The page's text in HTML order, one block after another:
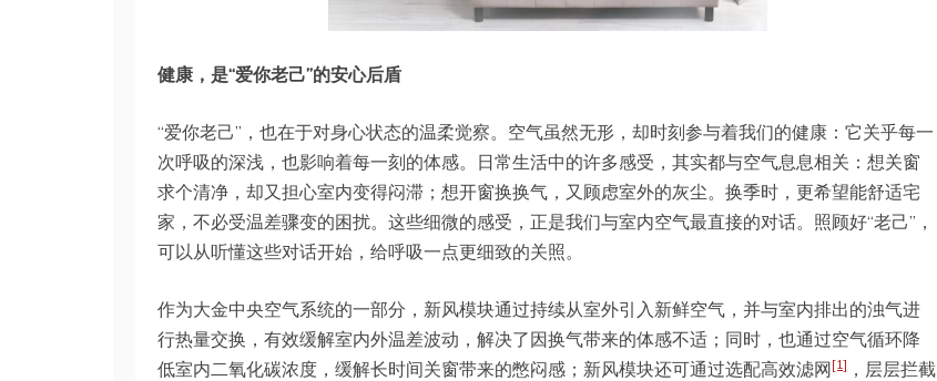
健康，是“爱你老己”的安心后盾
“爱你老己”，也在于对身心状态的温柔觉察。空气虽然无形，却时刻参与着我们的健康：它关乎每一
次呼吸的深浅，也影响着每一刻的体感。日常生活中的许多感受，其实都与空气息息相关：想关窗
求个清净，却又担心室内变得闷滞；想开窗换换气，又顾虑室外的灰尘。换季时，更希望能舒适宅
家，不必受温差骤变的困扰。这些细微的感受，正是我们与室内空气最直接的对话。照顾好“老己”，
可以从听懂这些对话开始，给呼吸一点更细致的关照。
作为大金中央空气系统的一部分，新风模块通过持续从室外引入新鲜空气，并与室内排出的浊气进
行热量交换，有效缓解室内外温差波动，解决了因换气带来的体感不适；同时，也通过空气循环降
低室内二氧化碳浓度，缓解长时间关窗带来的憋闷感；新风模块还可通过选配高效滤网[1] ，层层拦截